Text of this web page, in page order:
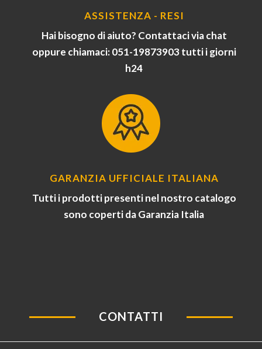
ASSISTENZA - RESI
Hai bisogno di aiuto? Contattaci via chat
oppure chiamaci: 051-19873903 tutti i giorni
h24
GARANZIA UFFICIALE ITALIANA
Tutti i prodotti presenti nel nostro catalogo
sono coperti da Garanzia Italia
CONTATTI